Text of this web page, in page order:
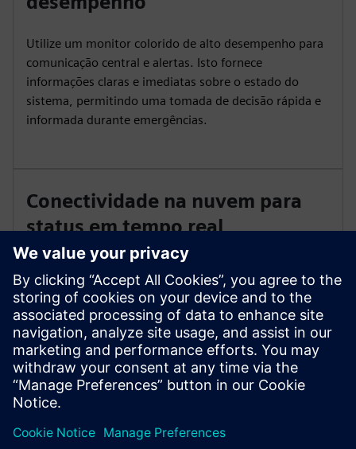
Utilize um monitor colorido de alto desempenho para
comunicação central e alertas. Isto fornece
informações claras e imediatas sobre o estado do
sistema, permitindo uma tomada de decisão rápida e
informada durante emergências.
Conectividade na nuvem para
status em tempo real
Aproveite a conectividade na nuvem para permitir o
estado dos eventos em tempo real e uma resposta
mais rápida e inteligente. Aceda ao seu sistema
remotamente para monitorização contínua e gestão
eficiente das operações de segurança contra incêndios.